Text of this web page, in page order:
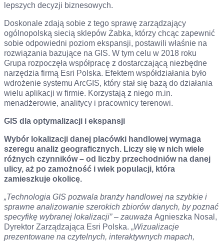
lepszych decyzji biznesowych.
Doskonale zdają sobie z tego sprawę zarządzający
ogólnopolską siecią sklepów Żabka, którzy chcąc zapewnić
sobie odpowiedni poziom ekspansji, postawili właśnie na
rozwiązania bazujące na GIS. W tym celu w 2018 roku
Grupa rozpoczęła współpracę z dostarczającą niezbędne
narzędzia firmą Esri Polska. Efektem współdziałania było
wdrożenie systemu ArcGIS, który stał się bazą do działania
wielu aplikacji w firmie. Korzystają z niego m.in.
menadżerowie, analitycy i pracownicy terenowi.
GIS dla optymalizacji i ekspansji
Wybór lokalizacji danej placówki handlowej wymaga
szeregu analiz geograficznych. Liczy się w nich wiele
różnych czynników – od liczby przechodniów na danej
ulicy, aż po zamożność i wiek populacji, która
zamieszkuje okolicę.
„Technologia GIS pozwala branży handlowej na szybkie i
sprawne analizowanie szerokich zbiorów danych, by poznać
specyfikę wybranej lokalizacji” – zauważa Agnieszka Nosal,
Dyrektor Zarządzająca Esri Polska. „Wizualizacje
prezentowane na czytelnych, interaktywnych mapach,